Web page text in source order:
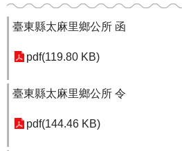
臺東縣太麻里鄉公所 函
pdf(119.80 KB)
臺東縣太麻里鄉公所 令
pdf(144.46 KB)